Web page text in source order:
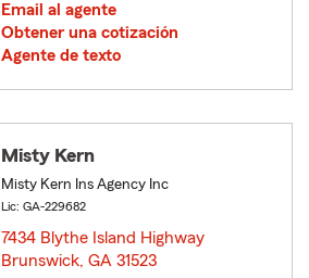
Email al agente
Obtener una cotización
Agente de texto
Misty Kern
Misty Kern Ins Agency Inc
Lic: GA-229682
7434 Blythe Island Highway
Brunswick, GA 31523